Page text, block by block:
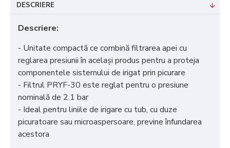
DESCRIERE
Descriere:
- Unitate compactă ce combină filtrarea apei cu
reglarea presiunii în același produs pentru a proteja
componentele sistemului de irigat prin picurare
- Filtrul PRYF-30 este reglat pentru o presiune
nominală de 2.1 bar
- Ideal pentru liniile de irigare cu tub, cu duze
picuratoare sau microaspersoare, previne înfundarea
acestora